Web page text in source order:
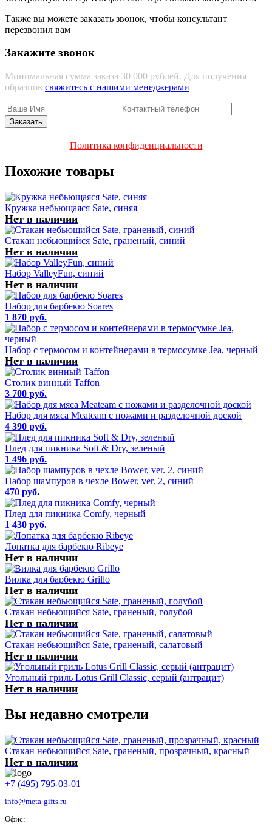
Также вы можете заказать звонок, чтобы консультант
перезвонил вам
Закажите звонок
Минимальная сумма заказа 30 000 рублей. Для получения
образцов свяжитесь с нашими менеджерами
Политика конфиденциальности
Похожие товары
Кружка небьющаяся Sate, синяя
Нет в наличии
Стакан небьющийся Sate, граненый, синий
Нет в наличии
Набор ValleyFun, синий
Нет в наличии
Набор для барбекю Soares
1 870 руб.
Набор с термосом и контейнерами в термосумке Jea, черный
Нет в наличии
Столик винный Taffon
3 700 руб.
Набор для мяса Meateam с ножами и разделочной доской
4 390 руб.
Плед для пикника Soft & Dry, зеленый
1 496 руб.
Набор шампуров в чехле Bower, ver. 2, синий
470 руб.
Плед для пикника Comfy, черный
1 430 руб.
Лопатка для барбекю Ribeye
Нет в наличии
Вилка для барбекю Grillo
Нет в наличии
Стакан небьющийся Sate, граненый, голубой
Нет в наличии
Стакан небьющийся Sate, граненый, салатовый
Нет в наличии
Угольный гриль Lotus Grill Classic, серый (антрацит)
Нет в наличии
Вы недавно смотрели
Стакан небьющийся Sate, граненый, прозрачный, красный
Нет в наличии
+7 (495) 795-03-01
info@meta-gifts.ru
Офис: